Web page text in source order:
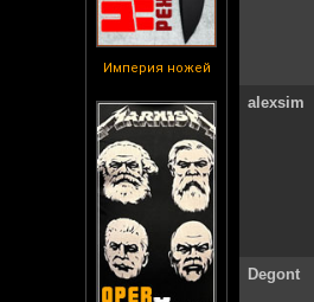
Империя ножей
alexsim
Degont